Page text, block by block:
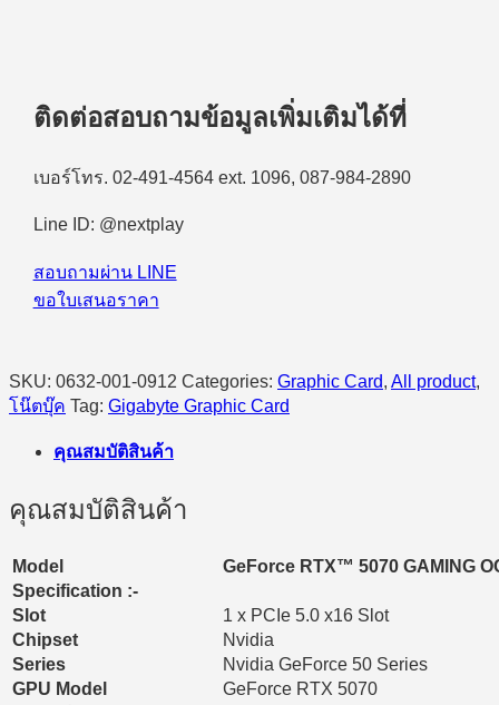
ติดต่อสอบถามข้อมูลเพิ่มเติมได้ที่
เบอร์โทร. 02-491-4564 ext. 1096, 087-984-2890
Line ID: @nextplay
สอบถามผ่าน LINE
ขอใบเสนอราคา
SKU: 0632-001-0912 Categories: Graphic Card, All product,
โน๊ตบุ๊ค Tag: Gigabyte Graphic Card
คุณสมบัติสินค้า
คุณสมบัติสินค้า
Model
GeForce RTX™ 5070 GAMING
Specification :-
Slot
1 x PCIe 5.0 x16 Slot
Chipset
Nvidia
Series
Nvidia GeForce 50 Series
GPU Model
GeForce RTX 5070